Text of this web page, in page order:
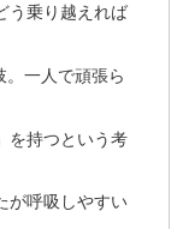
う乗り越えれば
一人で頑張ら
を持つという考
が呼吸しやすい